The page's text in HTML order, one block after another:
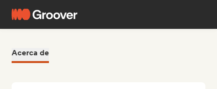
Acerca de